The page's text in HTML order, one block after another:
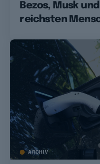
Bezos, Musk
reichsten
ARCHIV